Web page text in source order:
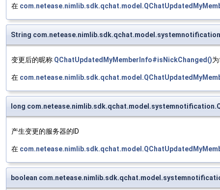
在
String
变更后的昵称 QChatUpdatedMyMemberInfo#isNickChanged()
在
long
产生变更的服务器的ID
在
boolean